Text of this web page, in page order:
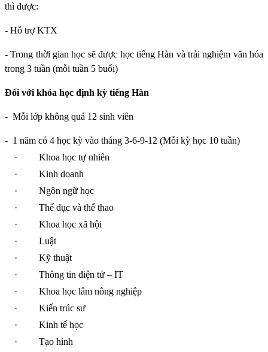
thì được:
- Hỗ trợ KTX
- Trong thời gian học sẽ được học tiếng Hàn và trải nghiệm văn hóa
trong 3 tuần (mỗi tuần 5 buổi)
Đối với khóa học định kỳ tiếng Hàn
- Mỗi lớp không quá 12 sinh viên
- 1 năm có 4 học kỳ vào tháng 3-6-9-12 (Mỗi kỳ học 10 tuần)
·
Khoa học tự nhiên
·
Kinh doanh
·
Ngôn ngữ học
·
Thể dục và thể thao
·
Khoa học xã hội
·
Luật
·
Kỹ thuật
·
Thông tin điện tử – IT
·
Khoa học lâm nông nghiệp
·
Kiến trúc sư
·
Kinh tế học
·
Tạo hình